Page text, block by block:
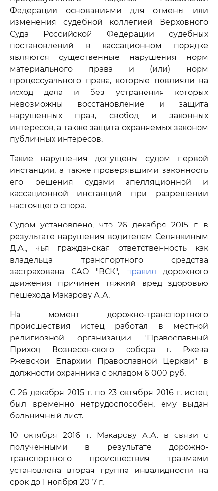
Федерации основаниями для отмены или
изменения судебной коллегией Верховного
Суда Российской Федерации судебных
постановлений в кассационном порядке
являются существенные нарушения норм
материального права и (или) норм
процессуального права, которые повлияли на
исход дела и без устранения которых
невозможны восстановление и защита
нарушенных прав, свобод и законных
интересов, а также защита охраняемых законом
публичных интересов.
Такие нарушения допущены судом первой
инстанции, а также проверявшими законность
его решения судами апелляционной и
кассационной инстанций при разрешении
настоящего спора.
Судом установлено, что 26 декабря 2015 г. в
результате нарушения водителем Селянкиным
Д.А., чья гражданская ответственность как
владельца транспортного средства
застрахована САО "ВСК", правил дорожного
движения причинен тяжкий вред здоровью
пешехода Макарову А.А.
На момент дорожно-транспортного
происшествия истец работал в местной
религиозной организации "Православный
Приход Вознесенского собора г. Ржева
Ржевской Епархии Православной Церкви" в
должности охранника с окладом 6 000 руб.
С 26 декабря 2015 г. по 23 октября 2016 г. истец
был временно нетрудоспособен, ему выдан
больничный лист.
10 октября 2016 г. Макарову А.А. в связи с
полученными в результате дорожно-
транспортного происшествия травмами
установлена вторая группа инвалидности на
срок до 1 ноября 2017 г.